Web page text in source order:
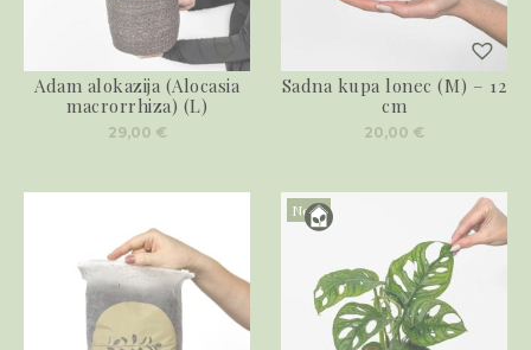
Adam alokazija (Alocasia
macrorrhiza) (L)
29,00 €
Sadna kupa lonec (M) – 12
cm
20,00 €
Novo